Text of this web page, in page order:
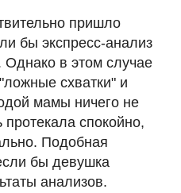
пришло
бы экспресс-анализ
в этом случае
схватки" и
мамы ничего не
протекала спокойно,
Подобная
бы девушка
анализов.